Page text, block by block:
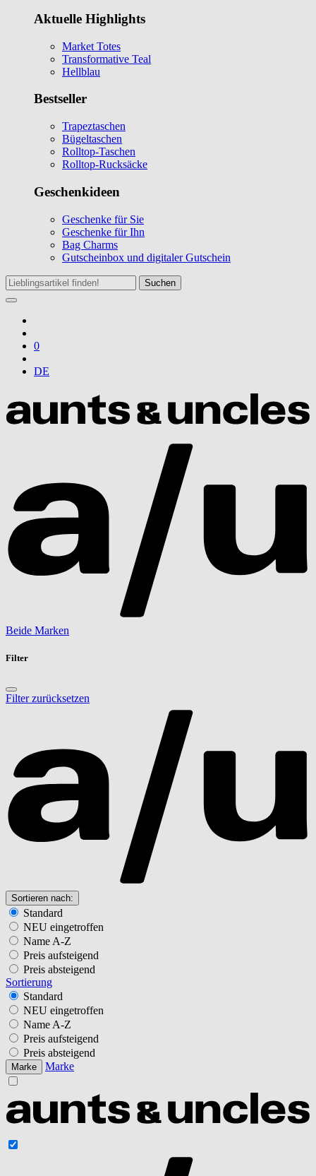
Aktuelle Highlights
Market Totes
Transformative Teal
Hellblau
Bestseller
Trapeztaschen
Bügeltaschen
Rolltop-Taschen
Rolltop-Rucksäcke
Geschenkideen
Geschenke für Sie
Geschenke für Ihn
Bag Charms
Gutscheinbox und digitaler Gutschein
Suchen
0
DE
Beide Marken
Filter
Filter zurücksetzen
Sortieren nach:
Standard
NEU eingetroffen
Name A-Z
Preis aufsteigend
Preis absteigend
Sortierung
Standard
NEU eingetroffen
Name A-Z
Preis aufsteigend
Preis absteigend
Marke Marke